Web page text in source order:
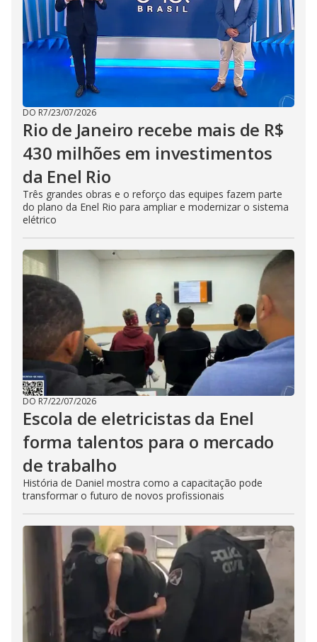
DO R7/23/07/2026
Rio de Janeiro recebe mais de R$
430 milhões em investimentos
da Enel Rio
Três grandes obras e o reforço das equipes fazem parte
do plano da Enel Rio para ampliar e modernizar o sistema
elétrico
DO R7/22/07/2026
Escola de eletricistas da Enel
forma talentos para o mercado
de trabalho
História de Daniel mostra como a capacitação pode
transformar o futuro de novos profissionais